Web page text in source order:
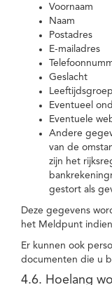
Voornaam
Naam
Postadres
E-mailadres
Geslacht
Leeftijdsgroep
Eventueel
Eventuele
Andere
van de
zijn het
gestort als
Deze gegevens
het Meldpunt
Er kunnen ook
documenten die u
4.6. Hoelang